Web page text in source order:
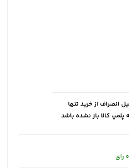
انصراف از خرید تنها
کالا باز نشده باشد